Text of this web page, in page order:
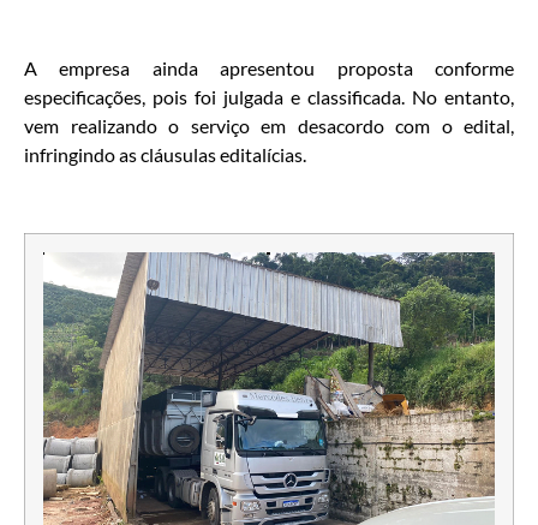
A empresa ainda apresentou proposta conforme
especificações, pois foi julgada e classificada. No entanto,
vem realizando o serviço em desacordo com o edital,
infringindo as cláusulas editalícias.